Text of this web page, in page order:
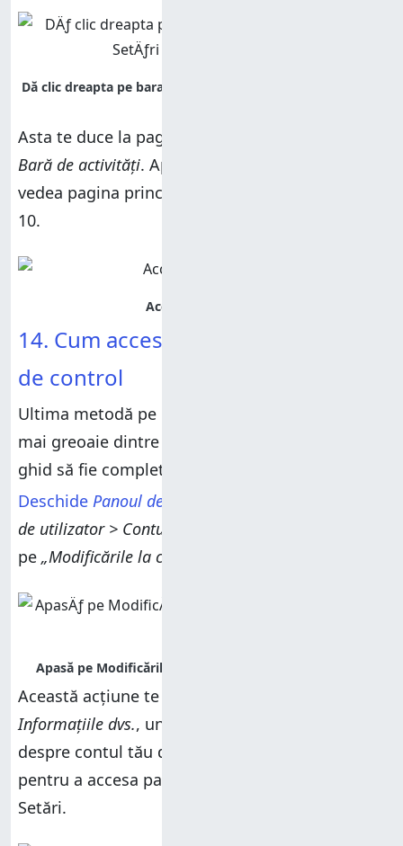
Asta te duce la pagina
Bară de activități. Apasă pe
vedea pagina principală a
10.
14. Cum accesezi Setări din Panoul
de control
Ultima metodă pe care o voi împărtăși este cea
mai greoaie dintre toate. Însă, pentru ca acest
ghid să fie complet, iată cum funcționează:
Deschide Panoul de control
de utilizator > Conturi de utilizator
pe „Modificările la cont se fac în setările PC-ului”
Această acțiune te duce la
Informațiile dvs., unde poți vedea informații
despre contul tău de utilizator. Apasă pe
pentru a accesa pagina de bază a aplicației
Setări.